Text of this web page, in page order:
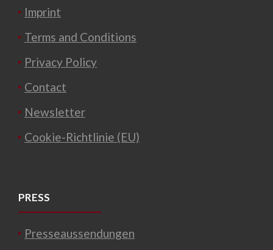
Imprint
Terms and Conditions
Privacy Policy
Contact
Newsletter
Cookie-Richtlinie (EU)
PRESS
Presseaussendungen